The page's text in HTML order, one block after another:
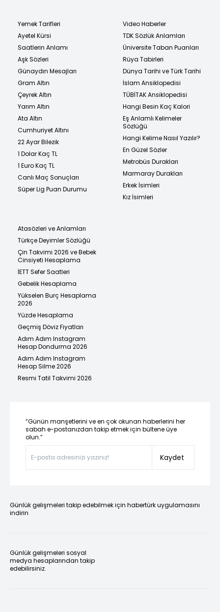
Yemek Tarifleri
Ayetel Kürsi
Saatlerin Anlamı
Aşk Sözleri
Günaydın Mesajları
Gram Altın
Çeyrek Altın
Yarım Altın
Ata Altın
Cumhuriyet Altını
22 Ayar Bilezik
1 Dolar Kaç TL
1 Euro Kaç TL
Canlı Maç Sonuçları
Süper Lig Puan Durumu
Video Haberler
TDK Sözlük Anlamları
Üniversite Taban Puanları
Rüya Tabirleri
Dünya Tarihi ve Türk Tarihi
İslam Ansiklopedisi
TÜBİTAK Ansiklopedisi
Hangi Besin Kaç Kalori
Eş Anlamlı Kelimeler
Sözlüğü
Hangi Kelime Nasıl Yazılır?
En Güzel Sözler
Metrobüs Durakları
Marmaray Durakları
Erkek İsimleri
Kız İsimleri
Atasözleri ve Anlamları
Türkçe Deyimler Sözlüğü
Çin Takvimi 2026 ve Bebek
Cinsiyeti Hesaplama
İETT Sefer Saatleri
Gebelik Hesaplama
Yükselen Burç Hesaplama
2026
Yüzde Hesaplama
Geçmiş Döviz Fiyatları
Adım Adım Instagram
Hesap Dondurma 2026
Adım Adım Instagram
Hesap Silme 2026
Resmi Tatil Takvimi 2026
“Günün manşetlerini ve en çok okunan haberlerini her
sabah e-postanızdan takip etmek için bültene üye
olun.”
Kaydet
Günlük gelişmeleri takip edebilmek için habertürk uygulamasını
indirin
Günlük gelişmeleri sosyal
medya hesaplarından takip
edebilirsiniz.